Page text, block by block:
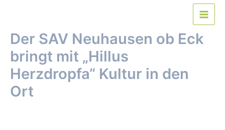
Main
Der SAV Neuhausen ob Eck
bringt mit „Hillus
Herzdropfa“ Kultur in den
Ort